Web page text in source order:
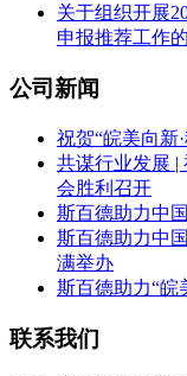
关于组织开展
申报推荐工作
公司新闻
祝贺“皖美向新
共谋行业发展 |
会胜利召开
斯百德助力中
斯百德助力中
满举办
斯百德助力“皖
联系我们